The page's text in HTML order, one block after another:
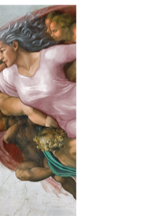
דוד